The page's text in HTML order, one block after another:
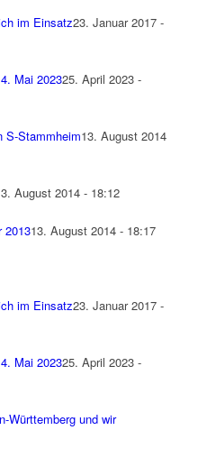
im Einsatz23. Januar 2017 -
Mai 202325. April 2023 -
S-Stammheim13. August 2014
August 2014 - 18:12
201313. August 2014 - 18:17
im Einsatz23. Januar 2017 -
Mai 202325. April 2023 -
Württemberg und wir